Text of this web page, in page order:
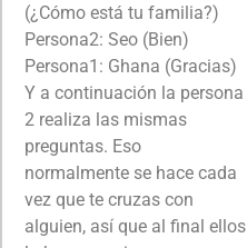
(¿Cómo está tu familia?)
Persona2: Seo (Bien)
Persona1: Ghana (Gracias)
Y a continuación la persona
2 realiza las mismas
preguntas. Eso
normalmente se hace cada
vez que te cruzas con
alguien, así que al final ellos